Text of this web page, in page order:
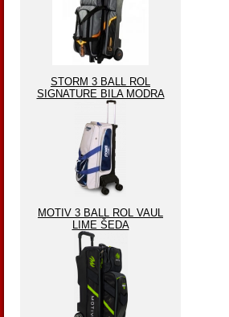
STORM 3 BALL ROL
SIGNATURE BILA MODRA
MOTIV 3 BALL ROL VAUL
LIME ŠEDA